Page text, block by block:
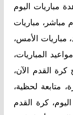
مباريات اليوم
مباشر، مباريات
مباريات الأمس،
المباريات،
كرة القدم الآن،
متابعة لحظية،
كرة القدم